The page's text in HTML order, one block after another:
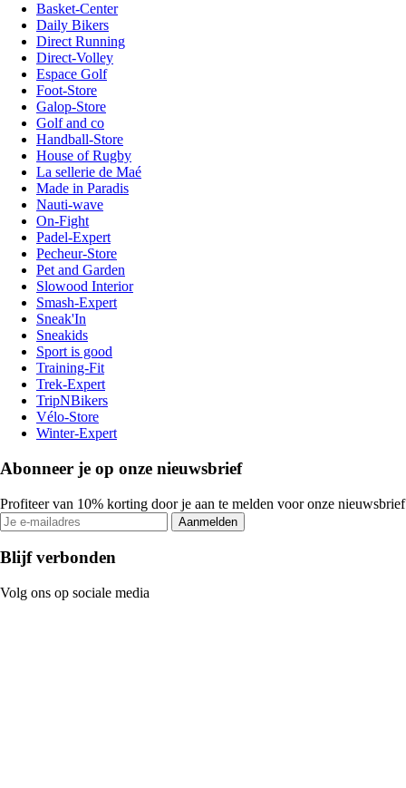
Basket-Center
Daily Bikers
Direct Running
Direct-Volley
Espace Golf
Foot-Store
Galop-Store
Golf and co
Handball-Store
House of Rugby
La sellerie de Maé
Made in Paradis
Nauti-wave
On-Fight
Padel-Expert
Pecheur-Store
Pet and Garden
Slowood Interior
Smash-Expert
Sneak'In
Sneakids
Sport is good
Training-Fit
Trek-Expert
TripNBikers
Vélo-Store
Winter-Expert
Abonneer je op onze nieuwsbrief
Profiteer van 10% korting door je aan te melden voor onze nieuwsbrief
Aanmelden
Blijf verbonden
Volg ons op sociale media